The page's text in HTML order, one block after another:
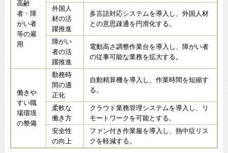
高齢
者・障
がい者
等の雇
用
外国人
材の活
躍推進
多言語対応システムを導入し、外国人材
との意思疎通を円滑化する。
障がい
者の活
躍推進
電動高さ調整作業台を導入し、障がい者
の従事可能な業務を拡大する。
働きや
すい職
場環境
の整備
勤務時
間の適
正化
自動精算機を導入し、作業時間を短縮す
る。
柔軟な
働き方
クラウド業務管理システムを導入し、リ
モートワークを可能とする。
安全性
の向上
ファン付き作業服を導入し、熱中症リス
クを軽減する。